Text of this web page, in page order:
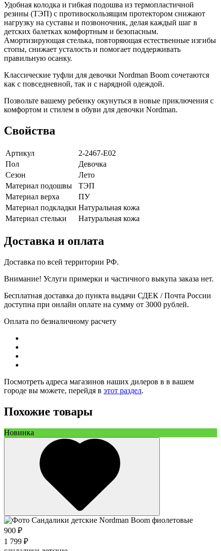
Удобная колодка и гибкая подошва из термопластичной
резины (ТЭП) с противоскользящим протектором снижают
нагрузку на суставы и позвоночник, делая каждый шаг в
детских балетках комфортным и безопасным.
Амортизирующая стелька, повторяющая естественные изгибы
стопы, снижает усталость и помогает поддерживать
правильную осанку.
Классические туфли для девочки Nordman Boom сочетаются
как с повседневной, так и с нарядной одеждой.
Позвольте вашему ребенку окунуться в новые приключения с
комфортом и стилем в обуви для девочки Nordman.
Свойства
Артикул
2-2467-E02
Пол
Девочка
Сезон
Лето
Материал подошвы
ТЭП
Материал верха
ПУ
Материал подкладки Натуральная кожа
Материал стельки
Натуральная кожа
Доставка и оплата
Доставка по всей территории РФ.
Внимание! Услуги примерки и частичного выкупа заказа нет.
Бесплатная доставка до пункта выдачи СДЕК / Почта России
доступна при онлайн оплате на сумму от 3000 рублей.
Оплата по безналичному расчету
Посмотреть адреса магазинов наших дилеров в в вашем
городе вы можете, перейдя в этот раздел.
Похожие товары
Новинка
900 ₽
1 799 ₽